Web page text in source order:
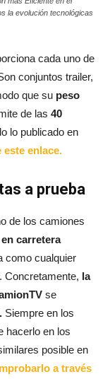
la evolución tecnológicas
cada uno de
conjuntos trailer,
que su peso
de las 40
lo publicado en
este enlace.
a prueba
de los camiones
en carretera
como cualquier
Concretamente, la
se
Siempre en los
hacerlo en los
posible en
a través